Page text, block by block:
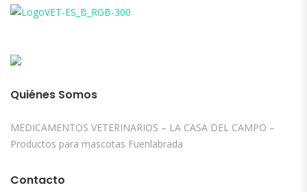
Quiénes Somos
MEDICAMENTOS VETERINARIOS – LA CASA DEL CAMPO –
Productos para mascotas Fuenlabrada
Contacto